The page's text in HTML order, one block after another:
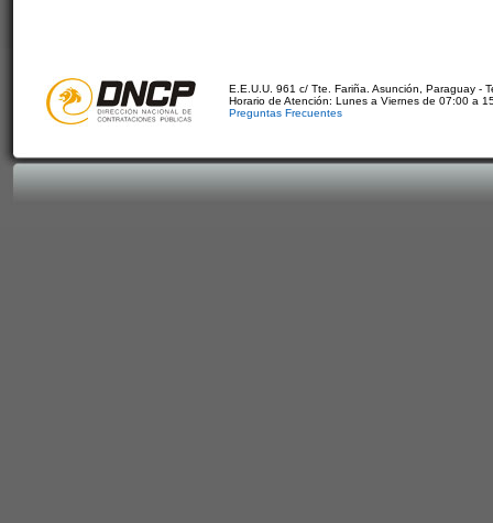
E.E.U.U. 961 c/ Tte. Fariña. Asunción, Paraguay -
Horario de Atención: Lunes a Viernes de 07:00 a
Preguntas Frecuentes